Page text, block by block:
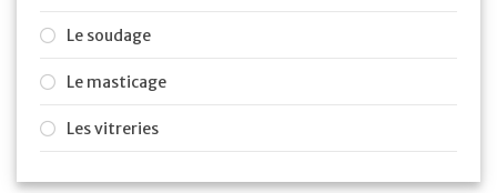
Le soudage
Le masticage
Les vitreries